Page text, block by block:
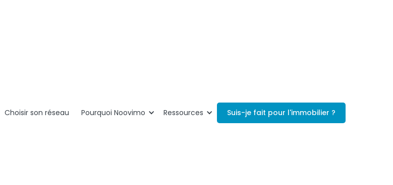
Choisir son réseau Pourquoi Noovimo Ressources Suis-je fait pour l'immobilier ?